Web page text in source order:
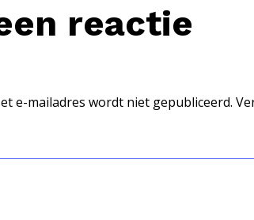
reactie
e-mailadres wordt niet gepubliceerd.